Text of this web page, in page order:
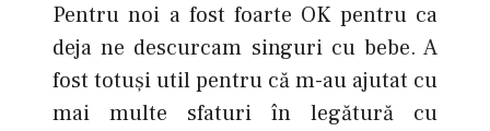
Pentru noi a fost foarte OK pentru ca
deja ne descurcam singuri cu bebe. A
fost totuși util pentru că m-au ajutat cu
mai multe sfaturi în legătură cu